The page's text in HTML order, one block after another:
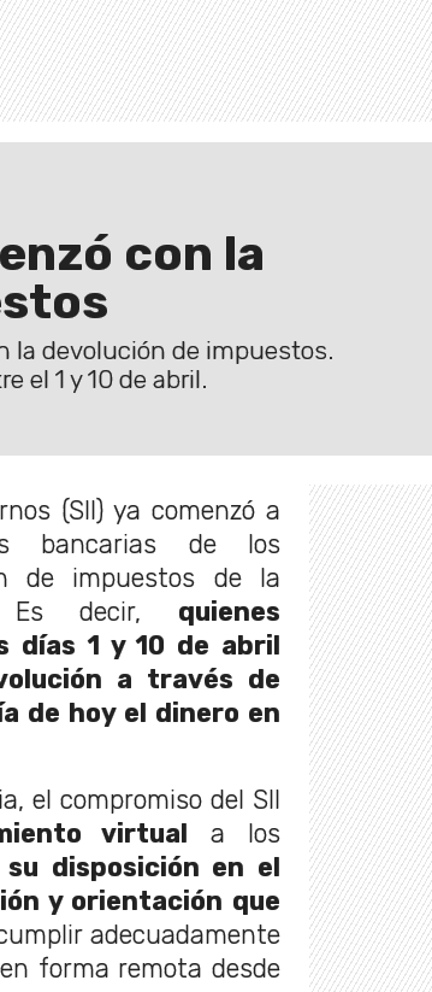
con la
la devolución de impuestos.
el 1 y 10 de abril.
(SII) ya comenzó a
bancarias de los
de impuestos de la
Es decir, quienes
días 1 y 10 de abril
a través de
de hoy el dinero en
el compromiso del SII
virtual a los
su disposición en el
y orientación que
adecuadamente
forma remota desde